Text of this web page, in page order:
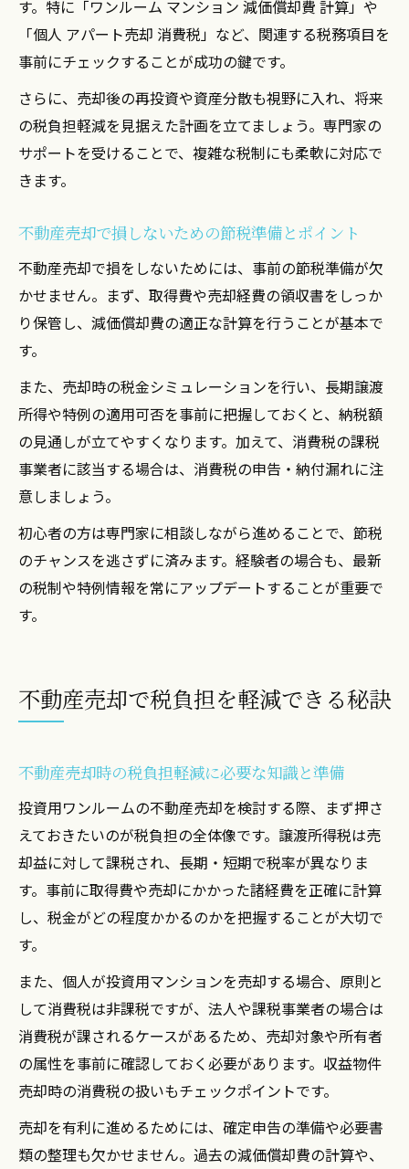
す。特に「ワンルーム マンション 減価償却費 計算」や
「個人 アパート売却 消費税」など、関連する税務項目を
事前にチェックすることが成功の鍵です。
さらに、売却後の再投資や資産分散も視野に入れ、将来
の税負担軽減を見据えた計画を立てましょう。専門家の
サポートを受けることで、複雑な税制にも柔軟に対応で
きます。
不動産売却で損しないための節税準備とポイント
不動産売却で損をしないためには、事前の節税準備が欠
かせません。まず、取得費や売却経費の領収書をしっか
り保管し、減価償却費の適正な計算を行うことが基本で
す。
また、売却時の税金シミュレーションを行い、長期譲渡
所得や特例の適用可否を事前に把握しておくと、納税額
の見通しが立てやすくなります。加えて、消費税の課税
事業者に該当する場合は、消費税の申告・納付漏れに注
意しましょう。
初心者の方は専門家に相談しながら進めることで、節税
のチャンスを逃さずに済みます。経験者の場合も、最新
の税制や特例情報を常にアップデートすることが重要で
す。
不動産売却で税負担を軽減できる秘訣
不動産売却時の税負担軽減に必要な知識と準備
投資用ワンルームの不動産売却を検討する際、まず押さ
えておきたいのが税負担の全体像です。譲渡所得税は売
却益に対して課税され、長期・短期で税率が異なりま
す。事前に取得費や売却にかかった諸経費を正確に計算
し、税金がどの程度かかるのかを把握することが大切で
す。
また、個人が投資用マンションを売却する場合、原則と
して消費税は非課税ですが、法人や課税事業者の場合は
消費税が課されるケースがあるため、売却対象や所有者
の属性を事前に確認しておく必要があります。収益物件
売却時の消費税の扱いもチェックポイントです。
売却を有利に進めるためには、確定申告の準備や必要書
類の整理も欠かせません。過去の減価償却費の計算や、